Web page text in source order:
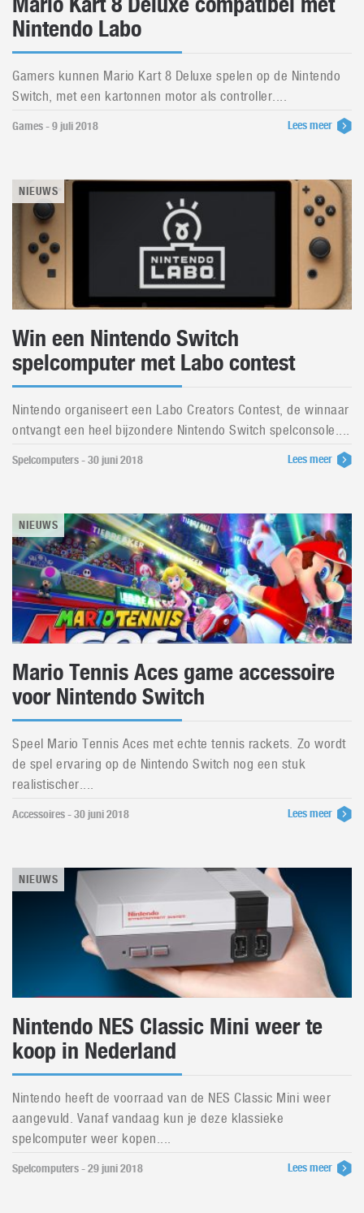
Nintendo Labo
Gamers kunnen Mario Kart 8 Deluxe spelen op de Nintendo
Switch, met een kartonnen motor als controller....
Games - 9 juli 2018 Lees meer
NIEUWS
Win een Nintendo Switch
spelcomputer met Labo contest
Nintendo organiseert een Labo Creators Contest, de winnaar
ontvangt een heel bijzondere Nintendo Switch spelconsole....
Spelcomputers - 30 juni 2018 Lees meer
NIEUWS
Mario Tennis Aces game accessoire
voor Nintendo Switch
Speel Mario Tennis Aces met echte tennis rackets. Zo wordt
de spel ervaring op de Nintendo Switch nog een stuk
realistischer....
Accessoires - 30 juni 2018 Lees meer
NIEUWS
Nintendo NES Classic Mini weer te
koop in Nederland
Nintendo heeft de voorraad van de NES Classic Mini weer
aangevuld. Vanaf vandaag kun je deze klassieke
spelcomputer weer kopen....
Spelcomputers - 29 juni 2018 Lees meer